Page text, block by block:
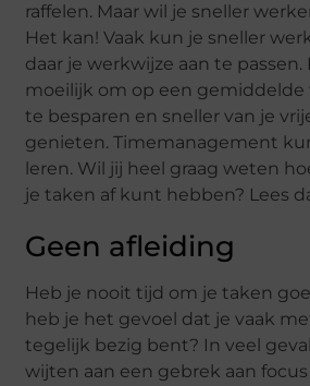
raffelen. Maar wil je sneller
Het kan! Vaak kun je sneller
daar je werkwijze aan te passen.
moeilijk om op een gemiddelde
te besparen en sneller van je
genieten. Timemanagement
leren. Wil jij heel graag weten
je taken af kunt hebben? Lees
Geen afleiding
Heb je nooit tijd om je taken
heb je het gevoel dat je vaak
tegelijk bezig bent? In veel
wijten aan een gebrek aan